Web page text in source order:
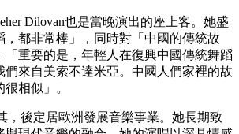
Dilovan也是當晚演出的座上客。她盛
，都非常棒」，同時對「中國的傳統故
「重要的是，年輕人在復興中國傳統舞蹈
們來自美索不達米亞。中國人們家裡的故
相似」。
，後定居歐洲發展音樂事業。她長期致